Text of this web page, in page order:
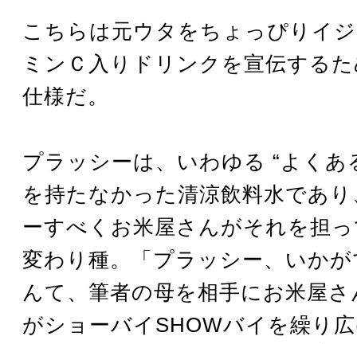
こちらは元ウタをちょっぴりイ
ミンＣ入りドリンクを宣伝する
仕様だ。
プラッシーは、いわゆる “よくあ
を持たなかった清涼飲料水であ
ーすべくお米屋さんがそれを担
変わり種。「プラッシー、いか
んて、筆者の母を相手にお米屋
がショーバイSHOWバイを繰り